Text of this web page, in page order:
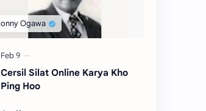
Cersil Silat Online Karya Kho
Ping Hoo